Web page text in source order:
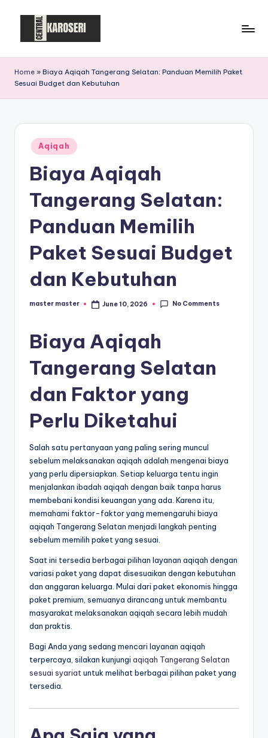
e
n
K
Home » Biaya Aqiqah Tangerang Selatan: Panduan Memilih Paket
Sesuai Budget dan Kebutuhan
Posted
in
Aqiqah
Biaya Aqiqah
Tangerang Selatan:
Panduan Memilih
Paket Sesuai Budget
dan Kebutuhan
Posted
master master June 10, 2026 No Comments
Biaya Aqiqah
Tangerang Selatan
dan Faktor yang
Perlu Diketahui
Salah satu pertanyaan yang paling sering muncul
sebelum melaksanakan aqiqah adalah mengenai biaya
yang perlu dipersiapkan. Setiap keluarga tentu ingin
menjalankan ibadah aqiqah dengan baik tanpa harus
membebani kondisi keuangan yang ada. Karena itu,
memahami faktor-faktor yang memengaruhi biaya
aqiqah Tangerang Selatan menjadi langkah penting
sebelum memilih paket yang sesuai.
Saat ini tersedia berbagai pilihan layanan aqiqah dengan
variasi paket yang dapat disesuaikan dengan kebutuhan
dan anggaran keluarga. Mulai dari paket ekonomis hingga
paket premium, semuanya dirancang untuk membantu
masyarakat melaksanakan aqiqah secara lebih mudah
dan praktis.
Bagi Anda yang sedang mencari layanan aqiqah
terpercaya, silakan kunjungi aqiqah Tangerang Selatan
sesuai syariat untuk melihat berbagai pilihan paket yang
tersedia.